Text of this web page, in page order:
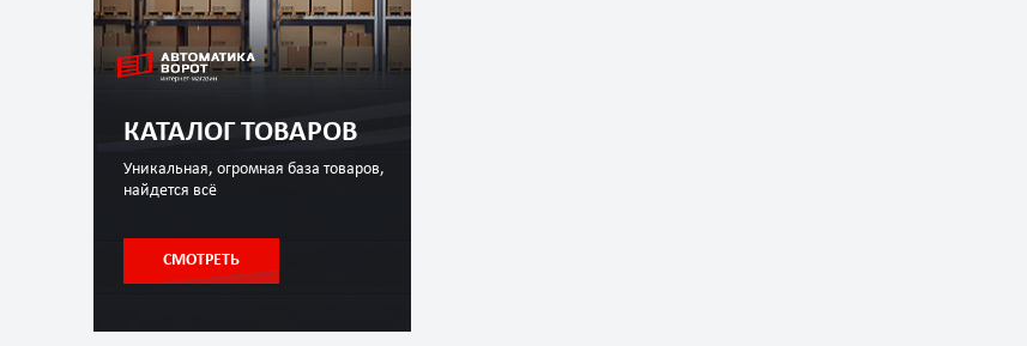
КАТАЛОГ ТОВАРОВ
Уникальная, огромная база товаров,
найдется всё
СМОТРЕТЬ